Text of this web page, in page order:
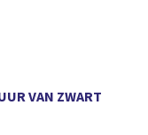
VAN ZWART